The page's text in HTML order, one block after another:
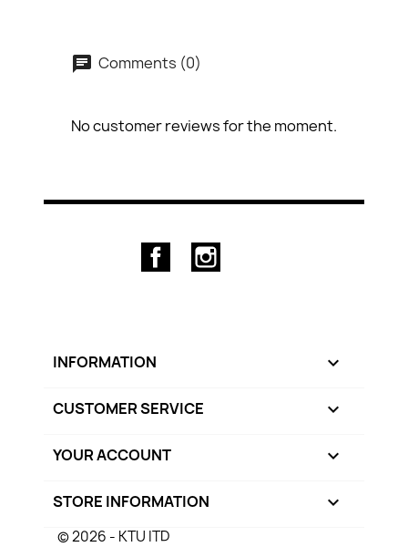
Comments (0)
No customer reviews for the moment.
Facebook
INFORMATION 
CUSTOMER SERVICE 
YOUR ACCOUNT 
STORE INFORMATION keyboard_arrow_down
© 2026 - KTU ITD